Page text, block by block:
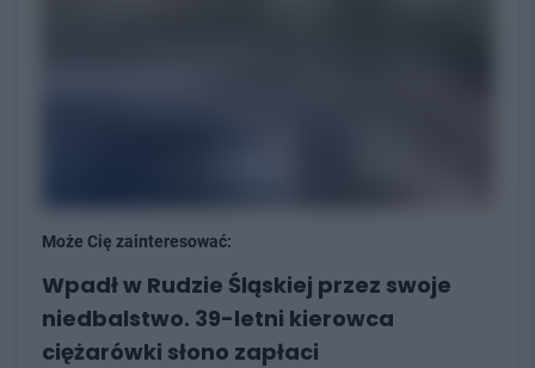
Może Cię zainteresować:
Wpadł w Rudzie Śląskiej przez swoje
niedbalstwo. 39-letni kierowca
ciężarówki słono zapłaci